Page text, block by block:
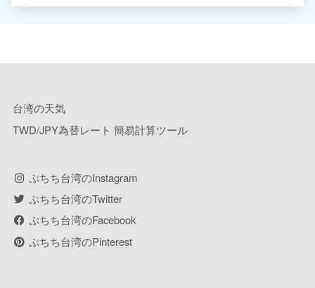
台湾の天気
TWD/JPY為替レート 簡易計算ツール
ぷちち台湾のInstagram
ぷちち台湾のTwitter
ぷちち台湾のFacebook
ぷちち台湾のPinterest